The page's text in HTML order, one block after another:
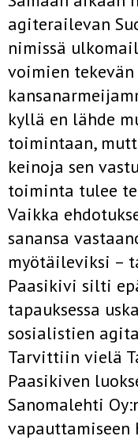
agiterailevan
nimissä
voimien
kyllä en lähde
toimintaan,
keinoja sen
toiminta tulee
Vaikka
sanansa
myötäileviksi –
Paasikivi silti
tapauksessa
sosialistien
Tarvittiin vielä
Paasikiven
Sanomalehti
va­pauttamiseen